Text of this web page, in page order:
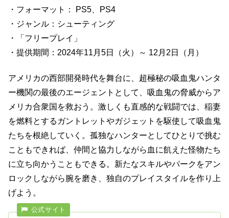
・フォーマット： PS5、PS4
・ジャンル：シューティング
・「フリープレイ」
・提供期間：2024年11月5日（火）～ 12月2日（月）
アメリカの西部開発時代を舞台に、超極秘の吸血鬼ハンタ
ー機関の最後のエージェントとして、吸血鬼の脅威からア
メリカ合衆国を救おう。激しくも直感的な戦闘では、稲妻
を燃料とするガントレットやガジェットを駆使して吸血鬼
たちを根絶していく。孤独なハンターとしてひとりで挑む
こともできれば、仲間と協力しながら血に飢えた怪物たち
に立ち向かうこともできる。新たなスキルやパークをアン
ロックしながら腕を磨き、独自のプレイスタイルを作り上
げよう。